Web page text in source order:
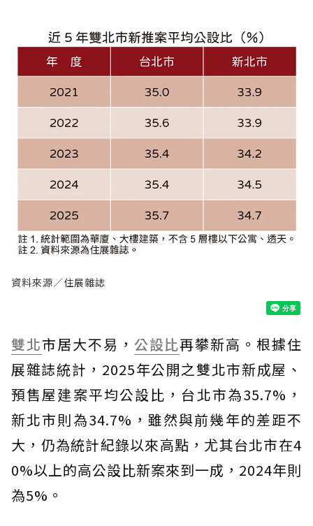
資料來源／住展雜誌
雙北市居大不易， 公設比再攀新高。根據住
展雜誌統計，2025年公開之雙北市新成屋、
預售屋建案平均公設比，台北市為35.7%，
新北市則為34.7%，雖然與前幾年的差距不
大，仍為統計紀錄以來高點，尤其台北市在4
0%以上的高公設比新案來到一成，2024年則
為5%。